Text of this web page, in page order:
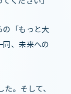
「もっと大
、未来への
。そして、